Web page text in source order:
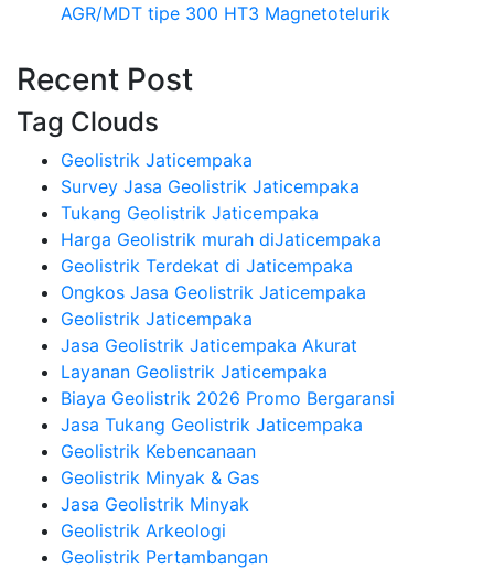
AGR/MDT tipe 300 HT3 Magnetotelurik
Recent Post
Tag Clouds
Geolistrik Jaticempaka
Survey Jasa Geolistrik Jaticempaka
Tukang Geolistrik Jaticempaka
Harga Geolistrik murah diJaticempaka
Geolistrik Terdekat di Jaticempaka
Ongkos Jasa Geolistrik Jaticempaka
Geolistrik Jaticempaka
Jasa Geolistrik Jaticempaka Akurat
Layanan Geolistrik Jaticempaka
Biaya Geolistrik 2026 Promo Bergaransi
Jasa Tukang Geolistrik Jaticempaka
Geolistrik Kebencanaan
Geolistrik Minyak & Gas
Jasa Geolistrik Minyak
Geolistrik Arkeologi
Geolistrik Pertambangan